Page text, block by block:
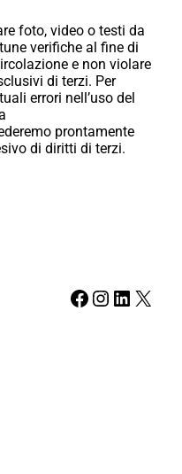
foto, video o testi da
verifiche al fine di
e non violare
di terzi. Per
errori nell’uso del
prontamente
di diritti di terzi.
Facebook Instagram LinkedIn X